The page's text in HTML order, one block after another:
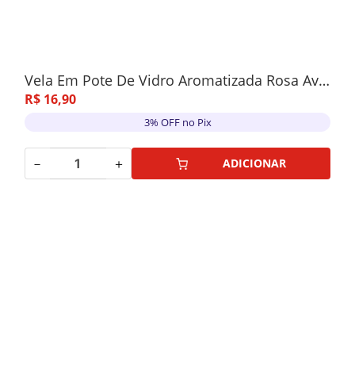
Vela Em Pote De Vidro Aromatizada Rosa Aveludada C/Tampa 6x11cm
R$ 16,90
3% OFF no Pix
－ ＋ ADICIONAR